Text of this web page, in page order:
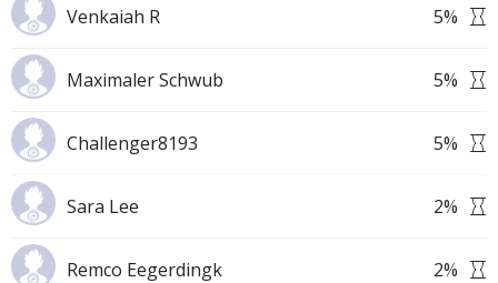
Venkaiah R 5%
Maximaler Schwub 5%
Challenger8193 5%
Sara Lee 2%
Remco Eegerdingk 2%